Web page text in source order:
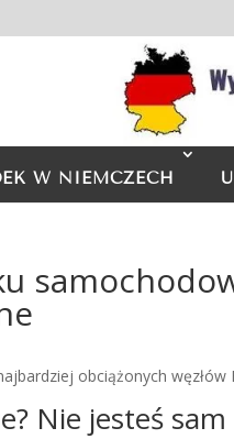
W NIEMCZECH
obciążonych
Nie jesteś sam